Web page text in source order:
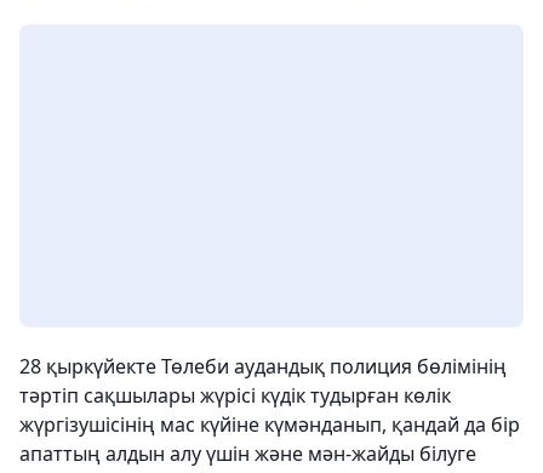
28 қыркүйекте Төлеби аудандық полиция бөлімінің
тәртіп сақшылары жүрісі күдік тудырған көлік
жүргізушісінің мас күйіне күмәнданып, қандай да бір
апаттың алдын алу үшін және мән-жайды білуге